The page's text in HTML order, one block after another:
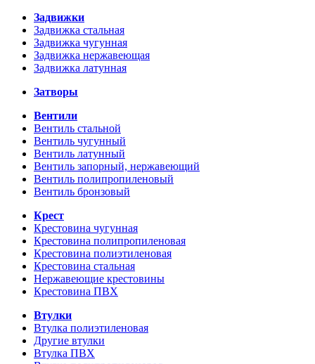
Задвижки
Задвижка стальная
Задвижка чугунная
Задвижка нержавеющая
Задвижка латунная
Затворы
Вентили
Вентиль стальной
Вентиль чугунный
Вентиль латунный
Вентиль запорный, нержавеющий
Вентиль полипропиленовый
Вентиль бронзовый
Крест
Крестовина чугунная
Крестовина полипропиленовая
Крестовина полиэтиленовая
Крестовина стальная
Нержавеющие крестовины
Крестовина ПВХ
Втулки
Втулка полиэтиленовая
Другие втулки
Втулка ПВХ